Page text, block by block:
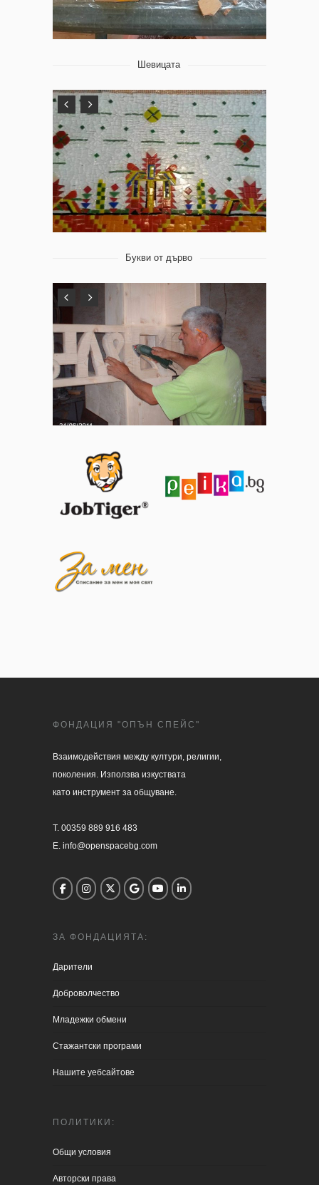
Шевицата
Букви от дърво
ФОНДАЦИЯ "ОПЪН СПЕЙС"
Взаимодействия между култури, религии,
поколения. Използва изкуствата
като инструмент за общуване.
T. 00359 889 916 483
E. info@openspacebg.com
ЗА ФОНДАЦИЯТА:
Дарители
Доброволчество
Младежки обмени
Стажантски програми
Нашите уебсайтове
ПОЛИТИКИ:
Общи условия
Aвторски права